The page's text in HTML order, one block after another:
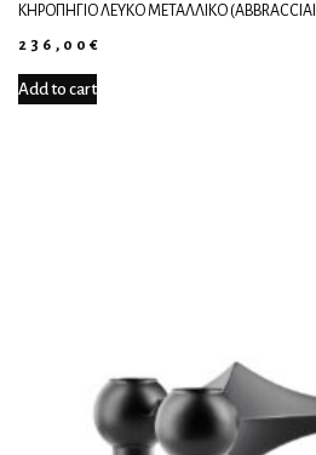
ΚΗΡΟΠΉΓΙΟ ΛΕΥΚΌ ΜΕΤΑΛΛΙΚΌ (ABBRACCIAIO
236,00€
Add to cart